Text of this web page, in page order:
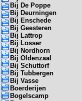
Bij De Poppe
Bij Deurningen
Bij Enschede
Bij Geesteren
Bij Lattrop
Bij Losser
Bij Nordhorn
Bij Oldenzaal
Bij Schuttorf
Bij Tubbergen
Bij Vasse
Boerderijen
Bogelscamp